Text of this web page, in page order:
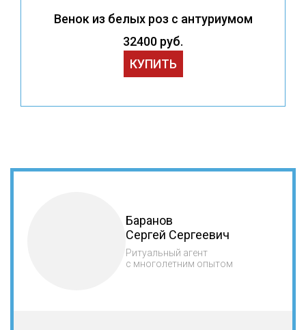
Венок из белых роз с антуриумом
32400 руб.
КУПИТЬ
Баранов
Сергей Сергеевич
Ритуальный агент
с многолетним опытом